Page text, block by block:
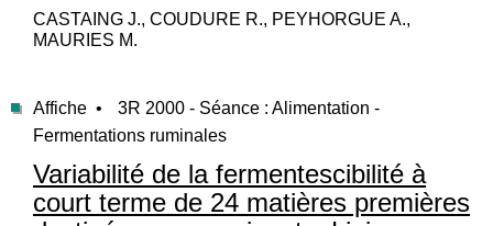
CASTAING J., COUDURE R., PEYHORGUE A.,
MAURIES M.
Affiche •
3R 2000 - Séance : Alimentation -
Fermentations ruminales
Variabilité de la fermentescibilité à
court terme de 24 matières premières